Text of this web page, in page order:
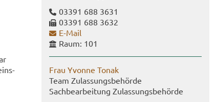
03391 688 3631
03391 688 3632
E-​Mail
Raum: 101
Frau Yvonne Tonak
Team Zu­las­sungs­be­hör­de
Sach­be­ar­bei­tung Zu­las­sungs­be­hör­de